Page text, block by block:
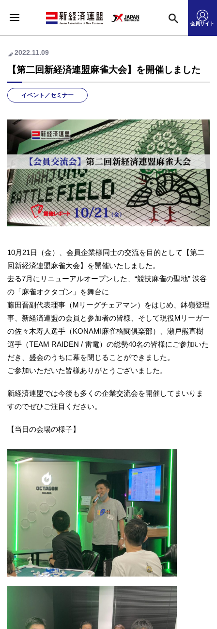
会員サイト
2022.11.09
【第二回新経済連盟麻雀大会】を開催しました
イベント／セミナー
10月21日（金）、会員企業様同士の交流を目的として【第二
回新経済連盟麻雀大会】を開催いたしました。
去る7月にリニューアルオープンした、“競技麻雀の聖地” 渋谷
の「麻雀オクタゴン」を舞台に
藤田晋副代表理事（Mリーグチェアマン）をはじめ、鉢嶺登理
事、新経済連盟の会員と参加者の皆様、そして現役Mリーガー
の佐々木寿人選手（KONAMI麻雀格闘俱楽部）、瀬戸熊直樹
選手（TEAM RAIDEN / 雷電）の総勢40名の皆様にご参加いた
だき、盛会のうちに幕を閉じることができました。
ご参加いただいた皆様ありがとうございました。
新経済連盟では今後も多くの企業交流会を開催してまいりま
すのでぜひご注目ください。
【当日の会場の様子】